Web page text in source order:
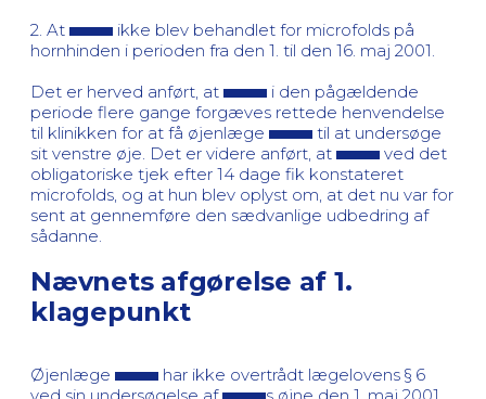
2. At
ikke blev behandlet for microfolds på
hornhinden i perioden fra den 1. til den 16. maj 2001.
Det er herved anført, at
i den pågældende
periode flere gange forgæves rettede henvendelse
til klinikken for at få øjenlæge
til at undersøge
sit venstre øje. Det er videre anført, at
ved det
obligatoriske tjek efter 14 dage fik konstateret
microfolds, og at hun blev oplyst om, at det nu var for
sent at gennemføre den sædvanlige udbedring af
sådanne.
Nævnets afgørelse af 1.
klagepunkt
Øjenlæge
har ikke overtrådt lægelovens § 6
ved sin undersøgelse af
s øjne den 1. maj 2001